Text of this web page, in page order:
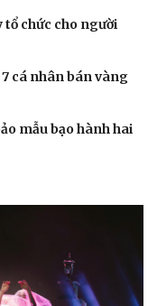
tổ chức cho người
7 cá nhân bán vàng
mẫu bạo hành hai